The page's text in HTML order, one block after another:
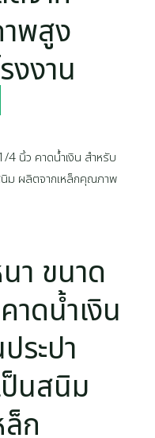
พสูง
งงาน
า ขนาด
ดน้ำเงิน
ระปา
นสนิม
ก